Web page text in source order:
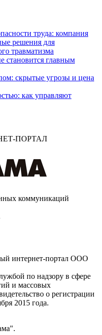
труда: компания
решения для
травматизма
становится главным
скрытые угрозы и цена
как управляют
ПОРТАЛ
коммуникаций
интернет-портал ООО
по надзору в сфере
и массовых
о регистрации
2015 года.